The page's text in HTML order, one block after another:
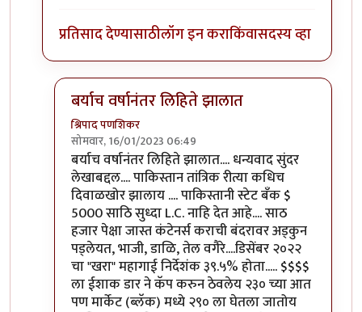
प्रतिसाद देण्यासाठीलॉग इन कराकिंवासदस्य व्हा
बर्याच वर्षानंतर लिहिते झालात
श्रिपाद पणशिकर
सोमवार, 16/01/2023 06:49
In reply toफायदा देशाचा झाला आहे.byसुधीर मुतालीक
बर्याच वर्षानंतर लिहिते झालात.... धन्यवाद सुंदर
लेखाबद्दल.... पाकिस्तान तांत्रिक रीत्या कधिच
दिवाळखोर झालाय .... पाकिस्तानी स्टेट बँक $
5000 साठि सुध्दा L.C. नाहि देत आहे.... साठ
हजार पेक्षा जास्त कंटेनर्स कराची बंदरावर अड्कुन
पड्लेयत, भाजी, डाळि, तेल वगैरे....डिसेंबर २०२२
चा "खरा" महागाई निर्देशंक ३९.५% होता..... $$$$
ला ईशाक डार ने कॅप करुन ठेवलेय २३० च्या आत
पण मार्केट (ब्लॅक) मध्ये २९० ला घेतला जातोय